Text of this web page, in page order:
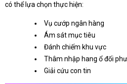
có thể lựa chọn thực hiện:
Vụ cướp ngân hàng
Ám sát mục tiêu
Đánh chiếm khu vực
Thâm nhập hang ổ đối
Giải cứu con tin